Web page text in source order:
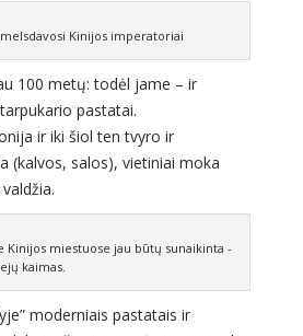
Kinijos imperatoriai
100 metų: todėl jame – ir
pastatai.
ir iki šiol ten tvyro ir
(kalvos, salos), vietiniai moka
Kinijos miestuose jau būtų sunaikinta -
kaimas.
moderniais pastatais ir